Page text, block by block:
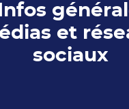
et
sociaux